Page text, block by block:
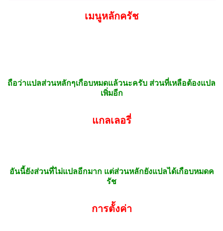
เมนูหลักครัช
ถือว่าแปลส่วนหลักๆเกือบหมดแล้วนะครับ ส่วนที่เหลือต้องแปล
เพิ่มอีก
แกลเลอรี่
อันนี้ยังส่วนที่ไม่แปลอีกมาก แต่ส่วนหลักยังแปลได้เกือบหมดค
รัช
การตั้งค่า